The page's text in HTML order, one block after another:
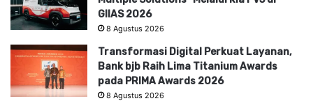
GIIAS 2026
8 Agustus 2026
Transformasi Digital Perkuat Layanan,
Bank bjb Raih Lima Titanium Awards
pada PRIMA Awards 2026
8 Agustus 2026